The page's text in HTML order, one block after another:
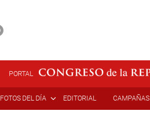
PORTAL
FOTOS DEL DÍA EDITORIAL CAMPAÑAS